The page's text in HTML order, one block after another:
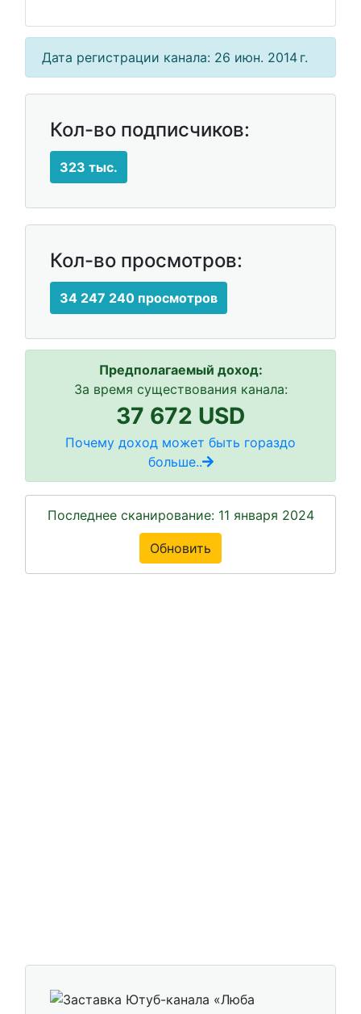
Дата регистрации канала: 26 июн. 2014 г.
Кол-во подписчиков:
323 тыс.
Кол-во просмотров:
34 247 240 просмотров
Предполагаемый доход:
За время существования канала:
37 672 USD
Почему доход может быть гораздо
больше..
Последнее сканирование: 11 января 2024
Обновить